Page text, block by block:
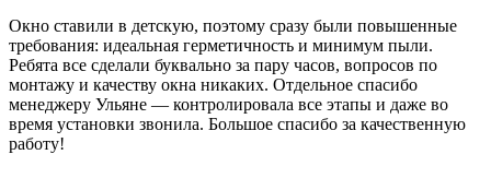
Окно ставили в детскую, поэтому сразу были повышенные
требования: идеальная герметичность и минимум пыли.
Ребята все сделали буквально за пару часов, вопросов по
монтажу и качеству окна никаких. Отдельное спасибо
менеджеру Ульяне — контролировала все этапы и даже во
время установки звонила. Большое спасибо за качественную
работу!